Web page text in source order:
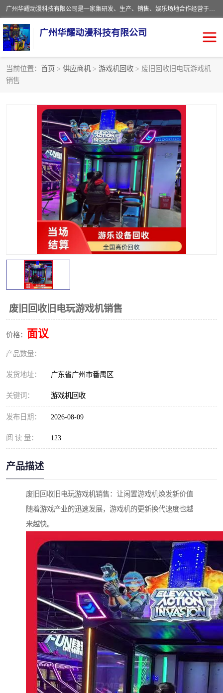
广州华耀动漫科技有限公司是一家集研发、生产、销售、娱乐场地合作经营于一体的动漫游戏公司。本公司拥有一支年轻化集研发生产到售后服务的队伍，及时地为客户提供、赚钱的产品。本公司以雄厚的实力、合理的价格、优良的服务与多家企业建立了长期的合作关系。热诚欢迎各界前来参观、考察、洽谈业务。目前公司经营的产品有：各种捕渔游戏机系列，大型模拟机系列、轮盘机系列、连线机系列、框体机系列、玛莉机系列等。
广州华耀动漫科技有限公司
当前位置： 首页 > 供应商机 > 游戏机回收 > 废旧回收旧电玩游戏机
销售
废旧回收旧电玩游戏机销售
价格： 面议
产品数量：
发货地址： 广东省广州市番禺区
关键词： 游戏机回收
发布日期： 2026-08-09
阅 读 量： 123
产品描述
废旧回收旧电玩游戏机销售：让闲置游戏机焕发新价值
随着游戏产业的迅速发展，游戏机的更新换代速度也越
来越快。
娃娃机回收
赛车回收 电玩城回收
模拟机回收 儿童机回收
游戏厅回收 *机回收